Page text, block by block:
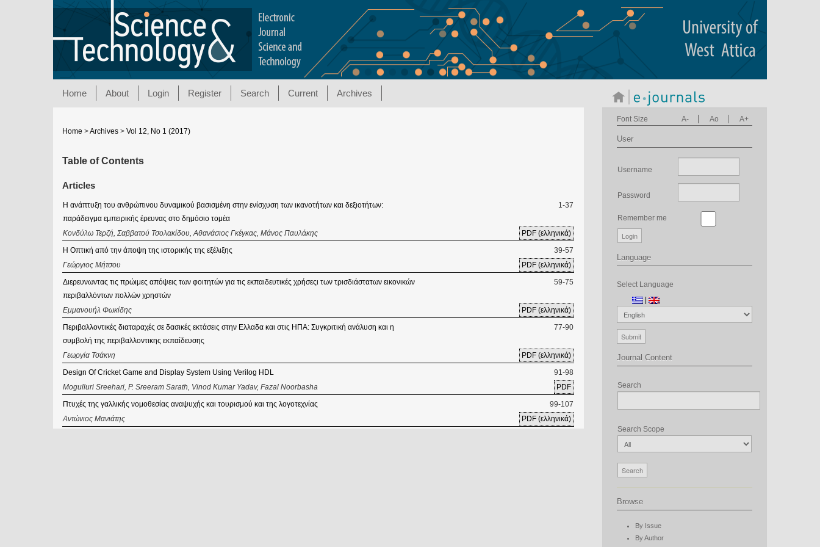
Home About Login Register Search Current Archives
Home >Archives > Vol 12, No 1 (2017)
Table of Contents
Articles
Η ανάπτυξη του ανθρώπινου δυναμικού βασισμένη στην ενίσχυση των ικανοτήτων και δεξιοτήτων:
παράδειγμα εμπειρικής έρευνας στο δημόσιο τομέα
1-37
Κονδύλω Τερζή, Σαββατού Τσολακίδου, Αθανάσιος Γκέγκας, Μάνος Παυλάκης
PDF (ελληνικά)
Η Οπτική από την άποψη της ιστορικής της εξέλιξης
39-57
Γεώργιος Μήτσου
PDF (ελληνικά)
Διερευνωντας τις πρώιμες απόψεις των φοιτητών για τις εκπαιδευτικές χρήσεςι των τρισδιάστατων εικονικών
περιβαλλόντων πολλών χρηστών
59-75
Εμμανουήλ Φωκίδης
PDF (ελληνικά)
Περιβαλλοντικές διαταραχές σε δασικές εκτάσεις στην Ελλαδα και στις ΗΠΑ: Συγκριτική ανάλυση και η
συμβολή της περιβαλλοντικης εκπαίδευσης
77-90
Γεωργία Τσάκνη
PDF (ελληνικά)
Design Of Cricket Game and Display System Using Verilog HDL
91-98
Mogulluri Sreehari, P. Sreeram Sarath, Vinod Kumar Yadav, Fazal Noorbasha
PDF
Πτυχές της γαλλικής νομοθεσίας αναψυχής και τουρισμού και της λογοτεχνίας
99-107
Αντώνιος Μανιάτης
PDF (ελληνικά)
Font Size A- Ao A+
User
Username
Password
Remember me
Language
Select Language
|
Journal Content
Search
Search Scope
Browse
By Issue
By Author